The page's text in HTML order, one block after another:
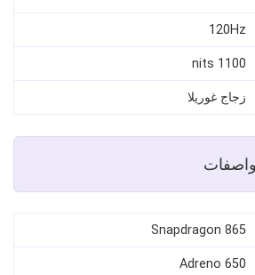
120Hz
1100 nits
زجاج غوريلا
Snapdragon 865
Adreno 650